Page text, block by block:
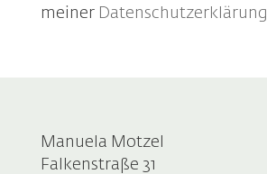
meiner Datenschutzerklärung
Manuela Motzel
Falkenstraße 31